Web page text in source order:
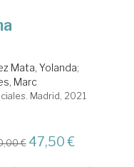
Mata, Yolanda;
Marc
Madrid, 2021
€ 47,50 €